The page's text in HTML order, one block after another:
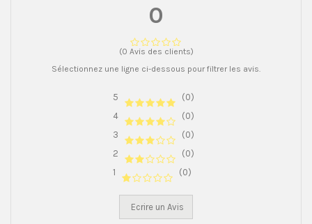
0
(0 Avis des clients)
Sélectionnez une ligne ci-dessous pour filtrer les avis.
5
(0)
4
(0)
3
(0)
2
(0)
1
(0)
Ecrire un Avis